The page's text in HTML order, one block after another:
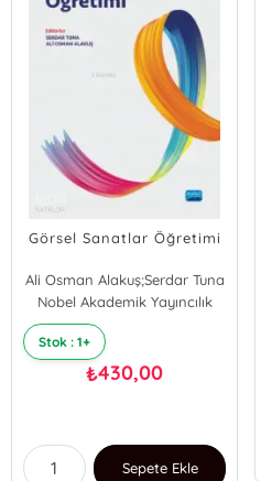
Görsel Sanatlar Öğretimi
Ali Osman Alakuş;Serdar Tuna
Nobel Akademik Yayıncılık
Stok : 1+
₺430,00
Sepete Ekle